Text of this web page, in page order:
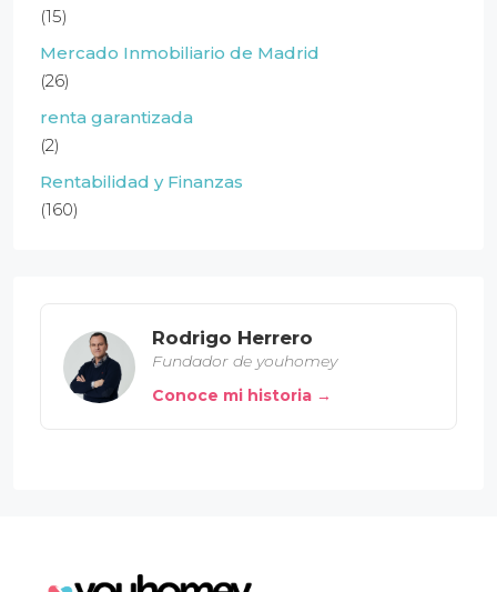
(15)
Mercado Inmobiliario de Madrid
(26)
renta garantizada
(2)
Rentabilidad y Finanzas
(160)
Rodrigo Herrero
Fundador de youhomey
Conoce mi historia →